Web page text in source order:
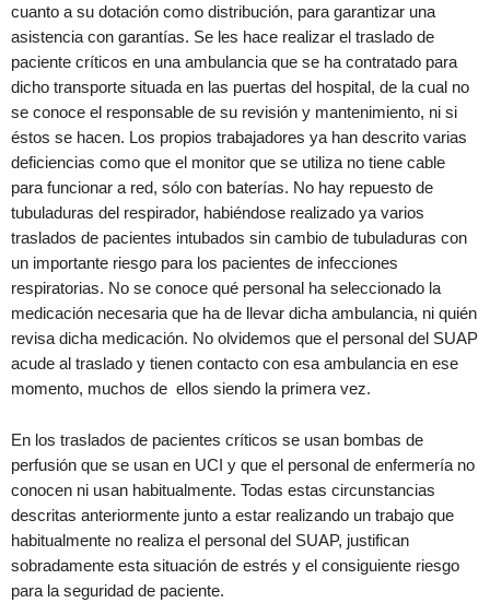
cuanto a su dotación como distribución, para garantizar una
asistencia con garantías. Se les hace realizar el traslado de
paciente críticos en una ambulancia que se ha contratado para
dicho transporte situada en las puertas del hospital, de la cual no
se conoce el responsable de su revisión y mantenimiento, ni si
éstos se hacen. Los propios trabajadores ya han descrito varias
deficiencias como que el monitor que se utiliza no tiene cable
para funcionar a red, sólo con baterías. No hay repuesto de
tubuladuras del respirador, habiéndose realizado ya varios
traslados de pacientes intubados sin cambio de tubuladuras con
un importante riesgo para los pacientes de infecciones
respiratorias. No se conoce qué personal ha seleccionado la
medicación necesaria que ha de llevar dicha ambulancia, ni quién
revisa dicha medicación. No olvidemos que el personal del SUAP
acude al traslado y tienen contacto con esa ambulancia en ese
momento, muchos de ellos siendo la primera vez.
En los traslados de pacientes críticos se usan bombas de
perfusión que se usan en UCI y que el personal de enfermería no
conocen ni usan habitualmente. Todas estas circunstancias
descritas anteriormente junto a estar realizando un trabajo que
habitualmente no realiza el personal del SUAP, justifican
sobradamente esta situación de estrés y el consiguiente riesgo
para la seguridad de paciente.